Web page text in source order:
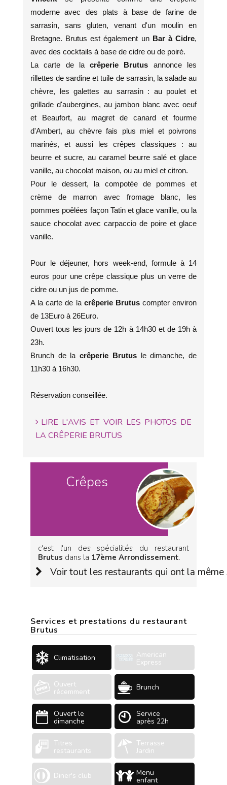
moderne avec des plats à base de farine de
sarrasin, sans gluten, venant d'un moulin en
Bretagne. Brutus est également un Bar à Cidre,
avec des cocktails à base de cidre ou de poiré.
La carte de lacrêperie Brutus annonce les
rillettes de sardine et tuile de sarrasin, la salade au
chèvre, les galettes au sarrasin : au poulet et
grillade d'aubergines, au jambon blanc avec oeuf
et Beaufort, au magret de canard et fourme
d'Ambert, au chèvre fais plus miel et poivrons
marinés, et aussi les crêpes classiques : au
beurre et sucre, au caramel beurre salé et glace
vanille, au chocolat maison, ou au miel et citron.
Pour le dessert, la compotée de pommes et
crème de marron avec fromage blanc, les
pommes poêlées façon Tatin et glace vanille, ou la
sauce chocolat avec carpaccio de poire et glace
vanille.
Pour le déjeuner, hors week-end, formule à 14
euros pour une crêpe classique plus un verre de
cidre ou un jus de pomme.
A la carte de la crêperie Brutus compter environ
de 13Euro à 26Euro.
Ouvert tous les jours de 12h à 14h30 et de 19h à
23h.
Brunch de lacrêperie Brutus le dimanche, de
11h30 à 16h30.
Réservation conseillée.
LIRE L'AVIS ET VOIR LES PHOTOS DE
LA CRÊPERIE BRUTUS
Crêpes
c'est l'un des spécialités du restaurant
Brutus dans la 17ème Arrondissement.
Voir tout les restaurants qui ont la même
Services et prestations du restaurant
Brutus
Climatisation American
Express
Ouvert
récemment Brunch
Ouvert le
dimanche
Service
après 22h
Titres
restaurants
Terrasse
Jardin
Diner's club Menu
enfant